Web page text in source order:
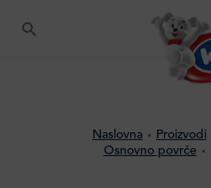
Naslovna Proizvodi
Osnovno povrće